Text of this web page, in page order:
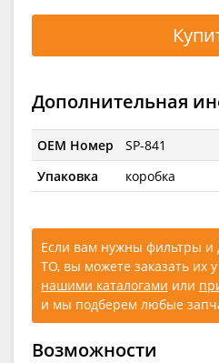
Дополнительная
OEM Номер
SP-841
Упаковка
коробка
Если вам нужны фильтры и
ТО, вы можете заказать их
нашими каталогами или
и мы подберем любые
Возможности